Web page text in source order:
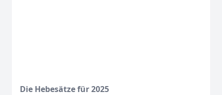
Die Hebesätze für 2025